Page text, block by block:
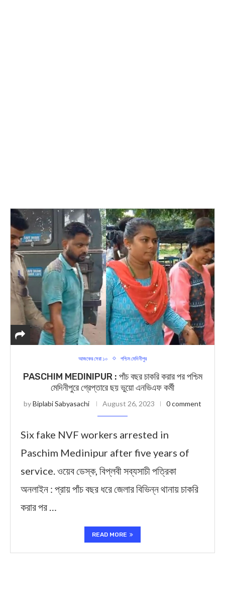
আজকের সেরা ১০ পশ্চিম মেদিনীপুর
PASCHIM MEDINIPUR : পাঁচ বছর চাকরি করার পর পশ্চিম
মেদিনীপুরে গ্রেপ্তারে ছয় ভুয়ো এনভিএফ কর্মী
byBiplabi Sabyasachi August 26, 2023 0 comment
Six fake NVF workers arrested in
Paschim Medinipur after five years of
service. ওয়েব ডেস্ক, বিপ্লবী সব্যসাচী পত্রিকা
অনলাইন : প্রায় পাঁচ বছর ধরে জেলার বিভিন্ন থানায় চাকরি
করার পর …
READ MORE